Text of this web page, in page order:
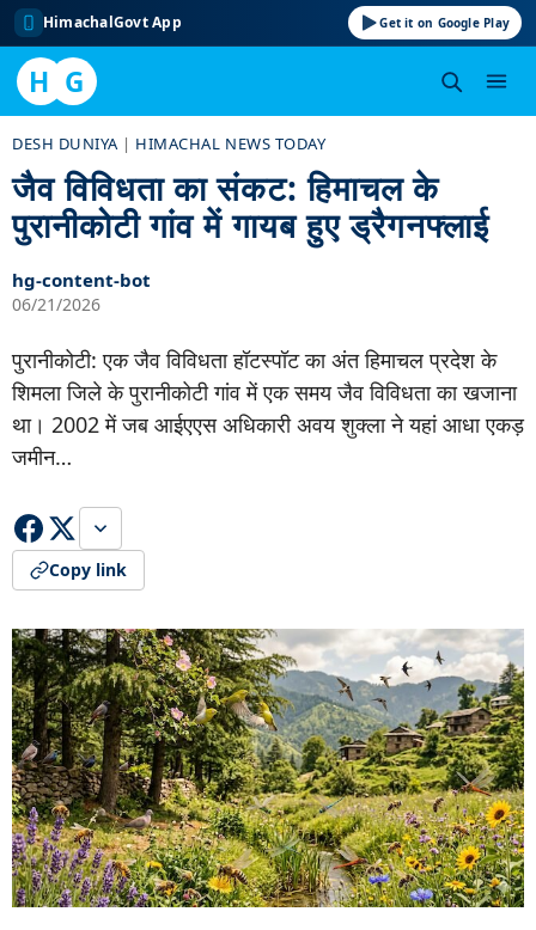
HimachalGovt App Get it on Google Play
H G
content
DESH DUNIYA | HIMACHAL NEWS TODAY
जैव विविधता का संकट: हिमाचल के
पुरानीकोटी गांव में गायब हुए ड्रैगनफ्लाई
hg-content-bot
06/21/2026
पुरानीकोटी: एक जैव विविधता हॉटस्पॉट का अंत हिमाचल प्रदेश के
शिमला जिले के पुरानीकोटी गांव में एक समय जैव विविधता का खजाना
था। 2002 में जब आईएएस अधिकारी अवय शुक्ला ने यहां आधा एकड़
जमीन…
Copy link